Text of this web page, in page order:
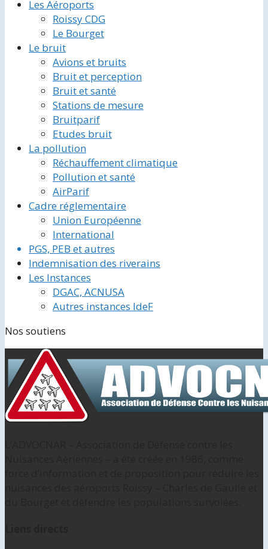
Les Aéroports
Roissy CDG
Le Bourget
Le bruit
Avions et bruits
Bruit et perception
Bruit et santé
Stations de mesure
Bruitparif
Etudes bruit
La pollution
Réchauffement climatique
Pollution et santé
AirParif
Cadre réglementaire
Union Européenne
International
PGS, PEB et autres
Indemnisation des riverains
Les Instances
DGAC, ACNUSA
Autres instances IdeF
Nos soutiens